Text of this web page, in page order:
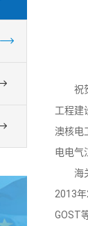
祝贺
工程建
澳核电
电电气
海关
2013
GOST